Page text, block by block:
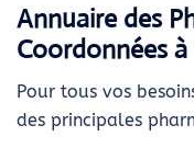
Annuaire des
Coordonnées
Pour tous vos
des principales